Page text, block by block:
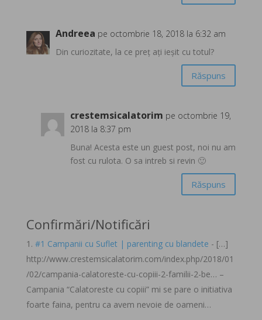
Andreea pe octombrie 18, 2018 la 6:32 am
Din curiozitate, la ce preț ați ieșit cu totul?
Răspuns
crestemsicalatorim pe octombrie 19,
2018 la 8:37 pm
Buna! Acesta este un guest post, noi nu am
fost cu rulota. O sa intreb si revin 🙂
Răspuns
Confirmări/Notificări
#1 Campanii cu Suflet | parenting cu blandete - […]
http://www.crestemsicalatorim.com/index.php/2018/01
/02/campania-calatoreste-cu-copiii-2-familii-2-be… –
Campania “Calatoreste cu copiii” mi se pare o initiativa
foarte faina, pentru ca avem nevoie de oameni…